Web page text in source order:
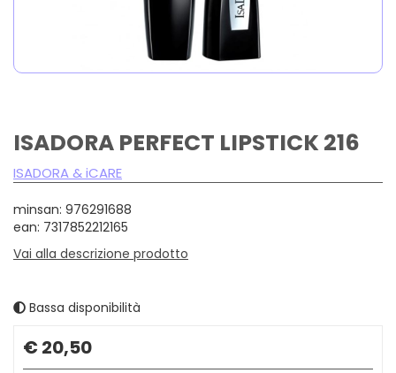
ISADORA PERFECT LIPSTICK 216
ISADORA & iCARE
minsan: 976291688
ean: 7317852212165
Vai alla descrizione prodotto
Bassa disponibilità
Prezzo
€ 20,50